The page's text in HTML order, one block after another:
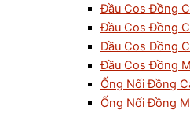
Đầu Cos Đồng
Đầu Cos Đồng
Đầu Cos Đồng
Đầu Cos Đồng
Ống Nối Đồng
Ống Nối Đồng